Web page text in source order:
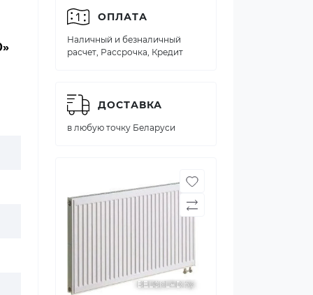
ОПЛАТА
Наличный и безналичный
расчет, Рассрочка, Кредит
ДОСТАВКА
в любую точку Беларуси